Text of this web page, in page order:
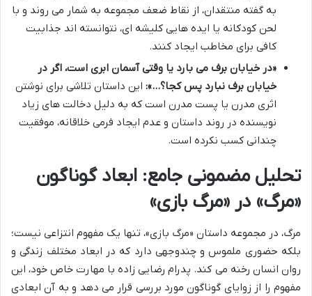
به گفته منتقدان، از نقاط ضعف مجموعه به شمار می روند و با
لحن کودکانه یا ایده هایی کلیشه ای، نتوانسته اند جذابیت
کافی برای مخاطب ایجاد کنند.
«در خیابان برف می بارد یا وقتی آسمان ابری است، اگر در
خیابان برف نبارد پس کجا؟…»: این داستان تلاشی برای نوشتن
اثری مدرن یا پست مدرن است که به دلیل دخالت های زیاد
نویسنده در روند داستان و عدم ایجاد فرمی خلاقانه، موفقیت
چندانی کسب نکرده است.
تحلیل مضمونی جامع: ابعاد گوناگون
«مرگ» در «مرگ بازی»
مرگ، در مجموعه داستان «مرگ بازی»، تنها یک مفهوم انتزاعی نیست؛
بلکه حضوری ملموس و چندوجهی دارد که در ابعاد مختلف زندگی و
روان انسان رخنه می کند. پدرام رضایی زاده با مهارت خاص خود، این
مفهوم را از زوایای گوناگون مورد بررسی قرار می دهد و به آن ابعادی